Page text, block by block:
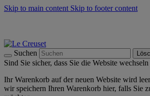
Skip to main content Skip to footer content
Suchen
Sind Sie sicher, dass Sie die Website
Ihr Warenkorb auf der neuen Website wird
wir speichern Ihren Warenkorb hier, falls Sie